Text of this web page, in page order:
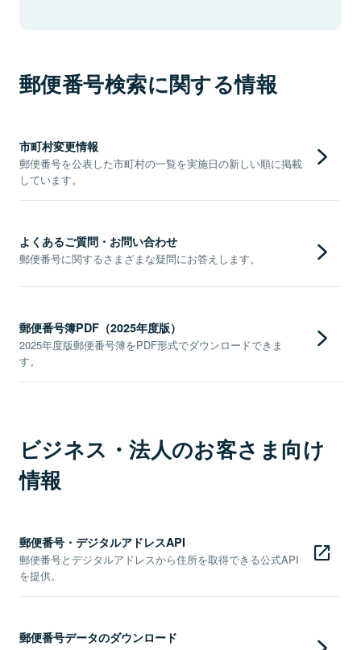
郵便番号検索に関する情報
市町村変更情報
郵便番号を公表した市町村の一覧を実施日の新しい順に掲載
しています。
よくあるご質問・お問い合わせ
郵便番号に関するさまざまな疑問にお答えします。
郵便番号簿PDF（2025年度版）
2025年度版郵便番号簿をPDF形式でダウンロードできま
す。
ビジネス・法人のお客さま向け
情報
郵便番号・デジタルアドレスAPI
郵便番号とデジタルアドレスから住所を取得できる公式API
を提供。
郵便番号データのダウンロード